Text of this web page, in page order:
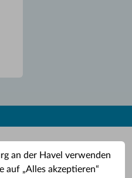
an der Havel verwenden
auf „Alles akzeptieren“